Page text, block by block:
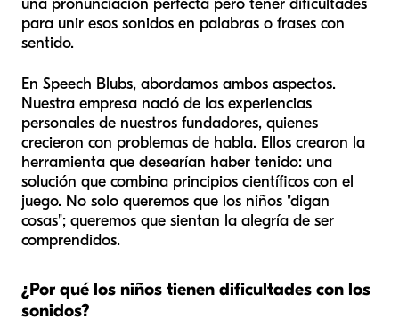
una pronunciación perfecta pero tener dificultades
para unir esos sonidos en palabras o frases con
sentido.
En Speech Blubs, abordamos ambos aspectos.
Nuestra empresa nació de las experiencias
personales de nuestros fundadores, quienes
crecieron con problemas de habla. Ellos crearon la
herramienta que desearían haber tenido: una
solución que combina principios científicos con el
juego. No solo queremos que los niños "digan
cosas"; queremos que sientan la alegría de ser
comprendidos.
¿Por qué los niños tienen dificultades con los
sonidos?